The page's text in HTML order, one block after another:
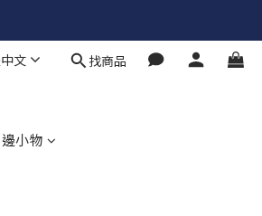
文 找商品
小物